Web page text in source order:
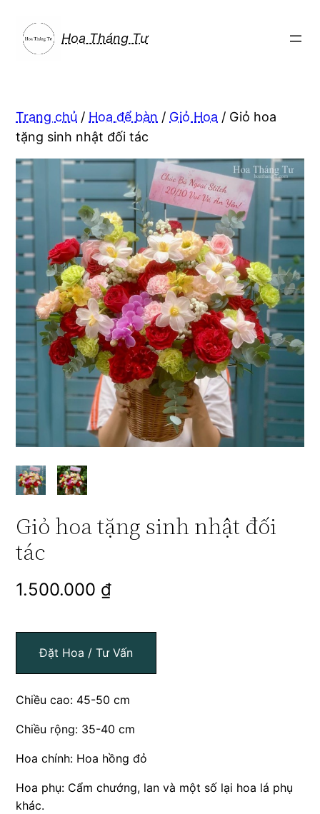
phần
Hoa Tháng Tư
Trang chủ / Hoa để bàn / Giỏ Hoa / Giỏ hoa
tặng sinh nhật đối tác
Giỏ hoa tặng sinh nhật đối
tác
1.500.000 ₫
Đặt Hoa / Tư Vấn
Chiều cao: 45-50 cm
Chiều rộng: 35-40 cm
Hoa chính: Hoa hồng đỏ
Hoa phụ: Cẩm chướng, lan và một số lại hoa lá phụ
khác.